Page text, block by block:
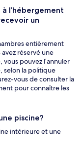
l’hébergement
un
entièrement
réservé une
pouvez l’annuler
selon la politique
vous de consulter la
pour connaître les
piscine?
intérieure et une